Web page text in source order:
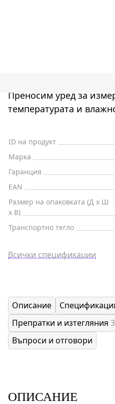
Преносим уред за
температурата и
ID на продукт
Марка
Гаранция
EAN
Размер на опаковката (Д x Ш
x В)
Транспортно тегло
Всички спецификации
Описание
Препратки и изтегляния 3
Въпроси и отговори
ОПИСАНИЕ